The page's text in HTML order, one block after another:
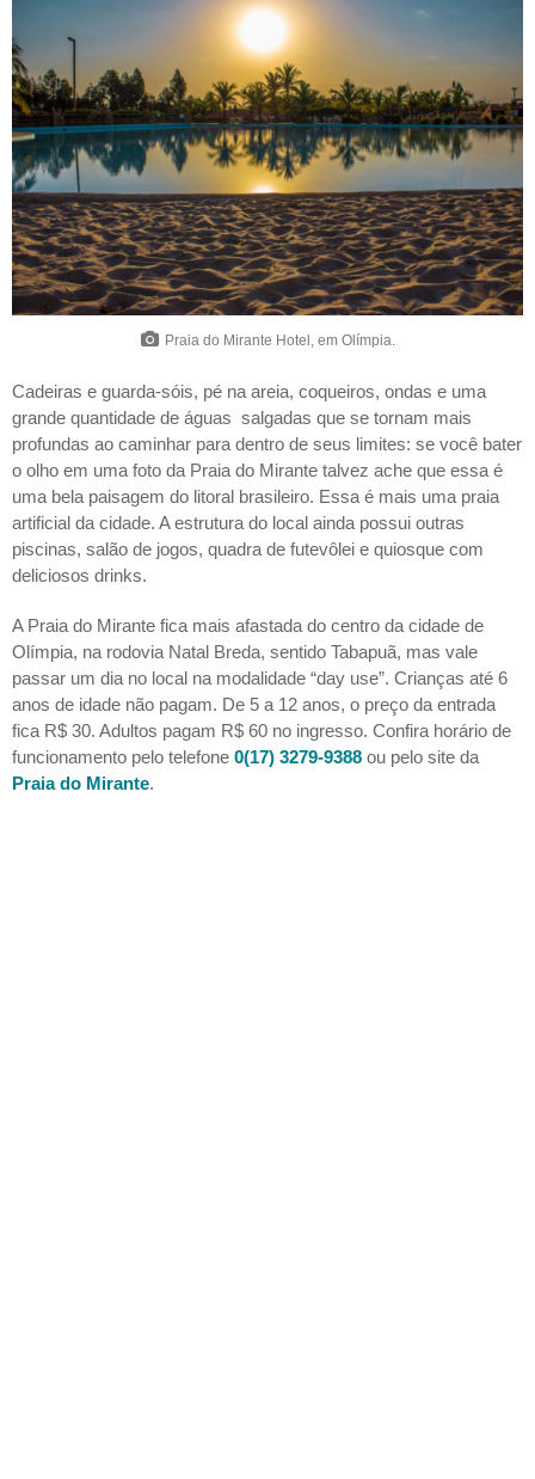
Praia do Mirante Hotel, em Olímpia.
Cadeiras e guarda-sóis, pé na areia, coqueiros, ondas e uma
grande quantidade de águas salgadas que se tornam mais
profundas ao caminhar para dentro de seus limites: se você bater
o olho em uma foto da Praia do Mirante talvez ache que essa é
uma bela paisagem do litoral brasileiro. Essa é mais uma praia
artificial da cidade. A estrutura do local ainda possui outras
piscinas, salão de jogos, quadra de futevôlei e quiosque com
deliciosos drinks.
A Praia do Mirante fica mais afastada do centro da cidade de
Olímpia, na rodovia Natal Breda, sentido Tabapuã, mas vale
passar um dia no local na modalidade “day use”. Crianças até 6
anos de idade não pagam. De 5 a 12 anos, o preço da entrada
fica R$ 30. Adultos pagam R$ 60 no ingresso. Confira horário de
funcionamento pelo telefone 0(17) 3279-9388 ou pelo site da
Praia do Mirante.